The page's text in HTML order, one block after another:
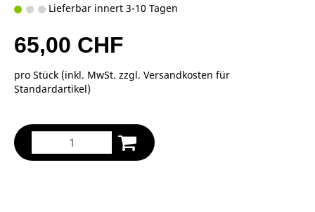
Lieferbar innert 3-10 Tagen
65,00 CHF
pro Stück (inkl. MwSt. zzgl. Versandkosten für
Standardartikel)